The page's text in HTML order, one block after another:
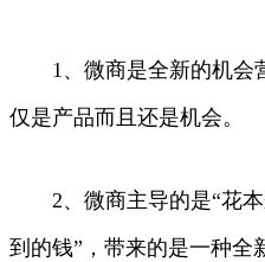
1、微商是全新的机会
仅是产品而且还是机会。
2、微商主导的是“花本
到的钱”，带来的是一种全